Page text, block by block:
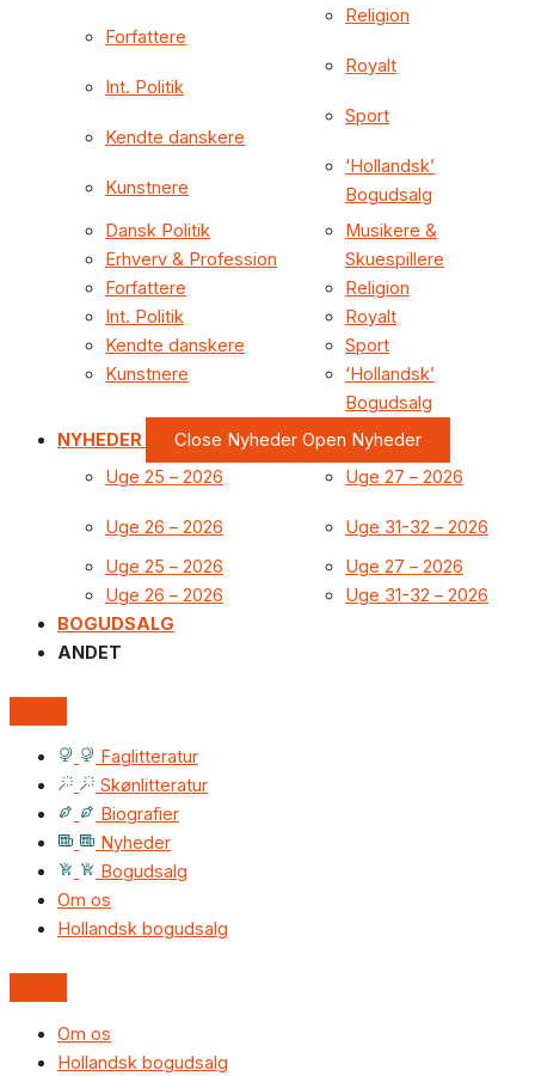
Forfattere
Int. Politik
Kendte danskere
Kunstnere
Religion
Royalt
Sport
‘Hollandsk’
Bogudsalg
Dansk Politik
Erhverv & Profession
Forfattere
Int. Politik
Kendte danskere
Kunstnere
Musikere &
Skuespillere
Religion
Royalt
Sport
‘Hollandsk’
Bogudsalg
NYHEDER
Close Nyheder Open Nyheder
Uge 25 – 2026
Uge 26 – 2026
Uge 27 – 2026
Uge 31-32 – 2026
Uge 25 – 2026
Uge 26 – 2026
Uge 27 – 2026
Uge 31-32 – 2026
BOGUDSALG
ANDET
Faglitteratur
Skønlitteratur
Biografier
Nyheder
Bogudsalg
Om os
Hollandsk bogudsalg
Om os
Hollandsk bogudsalg